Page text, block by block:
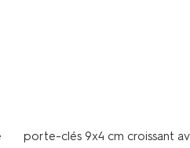
porte-clés 9x4 cm croissant